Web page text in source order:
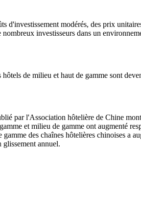
d'investissement modérés, des prix
investisseurs dans un
de milieu et haut de gamme sont
par l'Association hôtelière de Chine
et milieu de gamme ont augmenté
des chaînes hôtelières chinoises a
glissement annuel.